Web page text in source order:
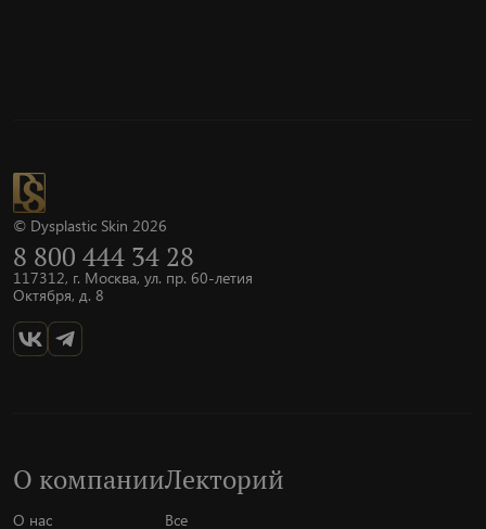
© Dysplastic Skin 2026
О компании
О нас
Лекторий
Все
8 800 444 34 28
117312, г. Москва, ул. пр. 60-летия
Октября, д. 8